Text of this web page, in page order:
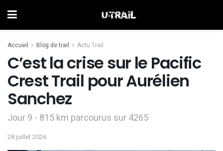
Accueil Blog de trail Actu Trail
C’est la crise sur le Pacific
Crest Trail pour Aurélien
Sanchez
Jour 9 - 815 km parcourus sur 4265
28 juillet 2026